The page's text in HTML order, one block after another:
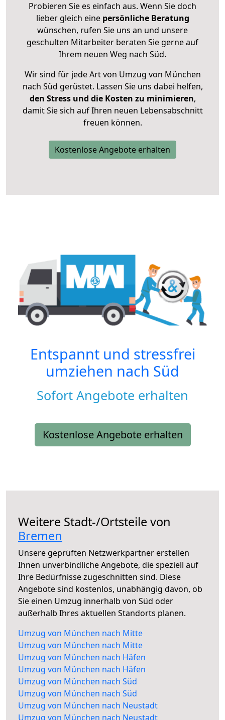
Probieren Sie es einfach aus. Wenn Sie doch
lieber gleich eine persönliche Beratung
wünschen, rufen Sie uns an und unsere
geschulten Mitarbeiter beraten Sie gerne auf
Ihrem neuen Weg nach Süd.
Wir sind für jede Art von Umzug von München
nach Süd gerüstet. Lassen Sie uns dabei helfen,
den Stress und die Kosten zu minimieren,
damit Sie sich auf Ihren neuen Lebensabschnitt
freuen können.
Kostenlose Angebote erhalten
Entspannt und stressfrei
umziehen nach Süd
Sofort Angebote erhalten
Kostenlose Angebote erhalten
Weitere Stadt-/Ortsteile von
Bremen
Unsere geprüften Netzwerkpartner erstellen
Ihnen unverbindliche Angebote, die speziell auf
Ihre Bedürfnisse zugeschnitten sind. Diese
Angebote sind kostenlos, unabhängig davon, ob
Sie einen Umzug innerhalb von Süd oder
außerhalb Ihres aktuellen Standorts planen.
Umzug von München nach Mitte
Umzug von München nach Mitte
Umzug von München nach Häfen
Umzug von München nach Häfen
Umzug von München nach Süd
Umzug von München nach Süd
Umzug von München nach Neustadt
Umzug von München nach Neustadt